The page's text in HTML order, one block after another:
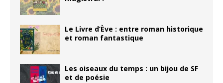
Le Livre d’Ève : entre roman historique
et roman fantastique
Les oiseaux du temps : un bijou de SF
et de poésie